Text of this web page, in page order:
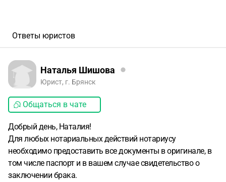
Ответы юристов
Наталья Шишова
Юрист, г. Брянск
Общаться в чате
Добрый день, Наталия!
Для любых нотариальных действий нотариусу
необходимо предоставить все документы в оригинале, в
том числе паспорт и в вашем случае свидетельство о
заключении брака.